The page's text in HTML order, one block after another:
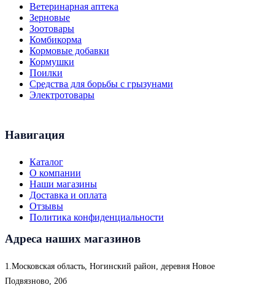
Ветеринарная аптека
Зерновые
Зоотовары
Комбикорма
Кормовые добавки
Кормушки
Поилки
Средства для борьбы с грызунами
Электротовары
Навигация
Каталог
О компании
Наши магазины
Доставка и оплата
Отзывы
Политика конфиденциальности
Адреса наших магазинов
1.Московская область, Ногинский район, деревня Новое
Подвязново, 20б